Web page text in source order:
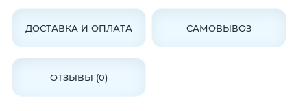
ДОСТАВКА И ОПЛАТА САМОВЫВОЗ
ОТЗЫВЫ (0)